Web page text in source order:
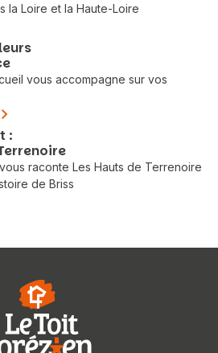
la Loire et la Haute-Loire
vous accompagne sur vos
:
raconte Les Hauts de Terrenoire
de Briss